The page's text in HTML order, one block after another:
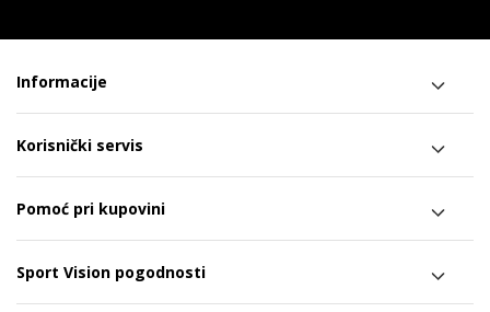
Informacije
Korisnički servis
Pomoć pri kupovini
Sport Vision pogodnosti